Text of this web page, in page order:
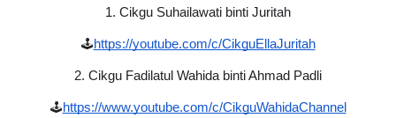
1. Cikgu Suhailawati binti Juritah
🕹https://youtube.com/c/CikguEllaJuritah
2. Cikgu Fadilatul Wahida binti Ahmad Padli
🕹https://www.youtube.com/c/CikguWahidaChannel